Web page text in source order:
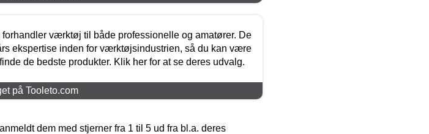
forhandler værktøj til både professionelle og amatører. De
ekspertise inden for værktøjsindustrien, så du kan være
de bedste produkter. Klik her for at se deres udvalg.
på Tooleto.com
dem med stjerner fra 1 til 5 ud fra bl.a. deres